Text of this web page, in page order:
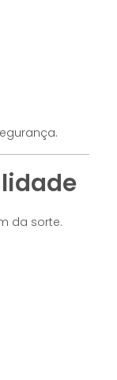
da sorte.